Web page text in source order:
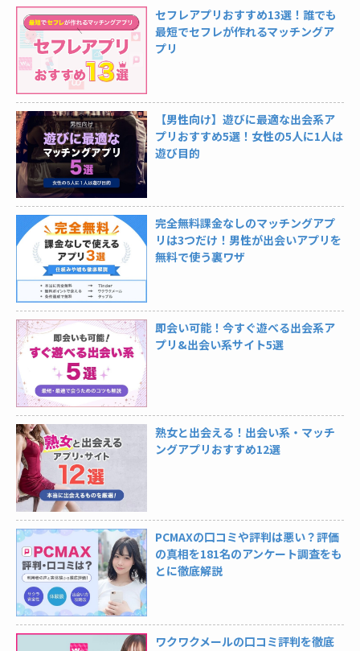
セフレアプリおすすめ13選！誰でも
最短でセフレが作れるマッチングア
プリ
【男性向け】遊びに最適な出会系ア
プリおすすめ5選！女性の5人に1人は
遊び目的
完全無料課金なしのマッチングアプ
リは3つだけ！男性が出会いアプリを
無料で使う裏ワザ
即会い可能！今すぐ遊べる出会系ア
プリ&出会い系サイト5選
熟女と出会える！出会い系・マッチ
ングアプリおすすめ12選
PCMAXの口コミや評判は悪い？評価
の真相を181名のアンケート調査をも
とに徹底解説
ワクワクメールの口コミ評判を徹底